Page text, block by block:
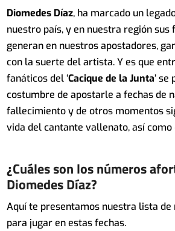
Diomedes Díaz, ha marcado un
nuestro país, y en nuestra región sus
generan en nuestros apostadores,
con la suerte del artista. Y es que
fanáticos del ‘Cacique de la Junta’ se
costumbre de apostarle a fechas de
fallecimiento y de otros momentos
vida del cantante vallenato, así
¿Cuáles son los números
Diomedes Díaz?
Aquí te presentamos nuestra lista de
para jugar en estas fechas.